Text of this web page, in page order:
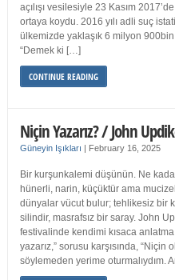
açılışı vesilesiyle 23 Kasım
ortaya koydu. 2016 yılı adli suç
ülkemizde yaklaşık 6 milyon
“Demek ki […]
CONTINUE READING
Niçin Yazarız? / John
Güneyin Işıkları | February 16, 2025
Bir kurşunkalemi düşünün. Ne
hünerli, narin, küçüktür ama
dünyalar vücut bulur; tehlikesiz bir
silindir, masrafsız bir saray. John
festivalinde kendimi kısaca
yazarız,” sorusu karşısında, “Niçin
söylemeden yerime oturmalıydım.